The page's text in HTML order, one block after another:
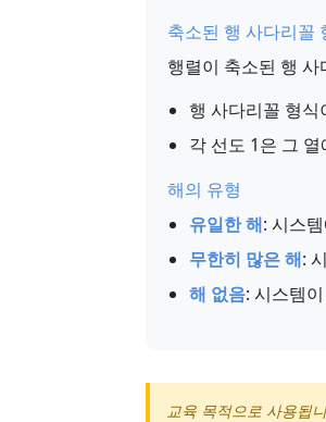
축소된 행 사다리꼴
행렬이 축소된 행
행 사다리꼴 형식
각 선도 1은 그
해의 유형
유일한 해: 시스
무한히 많은 해:
해 없음: 시스템
교육 목적으로 사용됩